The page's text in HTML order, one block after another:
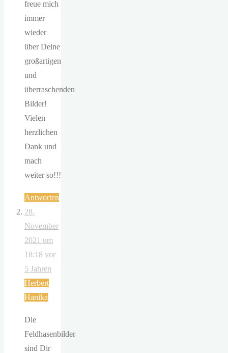
freue mich
immer
wieder
über Deine
großartigen
und
überraschenden
Bilder!
Vielen
herzlichen
Dank und
mach
weiter so!!!
Antworten
28.
November
2021 um
18:18 vor
5 Jahren
Herbert
Hanika
Die
Feldhasenbilder
sind Dir